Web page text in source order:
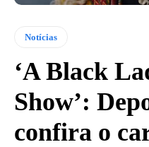
Notícias
‘A Black
Show’:
confira o